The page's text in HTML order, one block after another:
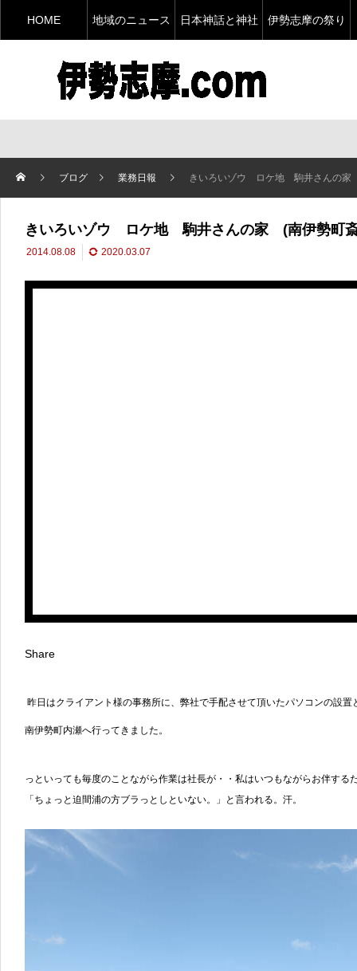
HOME 地域のニュース 日本神話と神社 伊勢志摩の祭り
ブログ 業務日報 きいろいゾウ ロケ地 駒井さんの家
きいろいゾウ ロケ地 駒井さんの家 (南伊勢町
2014.08.08 2020.03.07
Share
昨日はクライアント様の事務所に、弊社で手配させて頂いたパソコンの設
南伊勢町内瀬へ行ってきました。
っといっても毎度のことながら作業は社長が・・私はいつもながらお伴する
「ちょっと迫間浦の方ブラっとしといない。」と言われる。汗。